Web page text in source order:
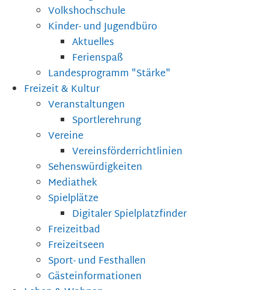
Volkshochschule
Kinder- und Jugendbüro
Aktuelles
Ferienspaß
Landesprogramm "Stärke"
Freizeit & Kultur
Veranstaltungen
Sportlerehrung
Vereine
Vereinsförderrichtlinien
Sehenswürdigkeiten
Mediathek
Spielplätze
Digitaler Spielplatzfinder
Freizeitbad
Freizeitseen
Sport- und Festhallen
Gästeinformationen